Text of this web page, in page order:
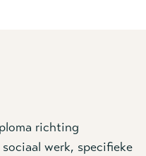
richting
werk, specifieke